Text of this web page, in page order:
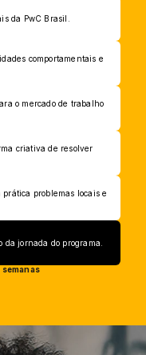
da PwC Brasil.
comportamentais e
o mercado de trabalho
criativa de resolver
problemas locais e
da jornada do programa.
semanas